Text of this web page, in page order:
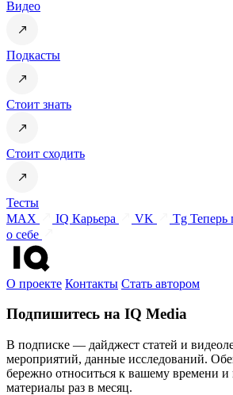
Видео
Подкасты
Стоит знать
Стоит сходить
Тесты
MAX
IQ Карьера VK Tg Теперь
о себе
О проекте Контакты Стать автором
Подпишитесь на IQ Media
В подписке — дайджест статей и
мероприятий, данные исследований.
бережно относиться к вашему времени и
материалы раз в месяц.